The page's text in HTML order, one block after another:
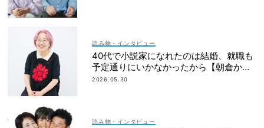
読み物・インタビュー
40代で小説家になれたのは結婚、就職も
予定通りにいかなかったから【朝倉かす
みさん】
2026.05.30
読み物・インタビュー